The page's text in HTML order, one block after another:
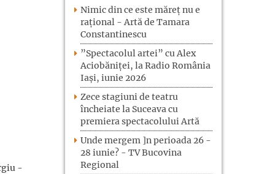
-
Nimic din ce este măreț nu e
rațional - Artă de Tamara
Constantinescu
”Spectacolul artei” cu Alex
Aciobăniței, la Radio România
Iași, iunie 2026
Zece stagiuni de teatru
încheiate la Suceava cu
premiera spectacolului Artă
Unde mergem ]n perioada 26 -
28 iunie? - TV Bucovina
Regional